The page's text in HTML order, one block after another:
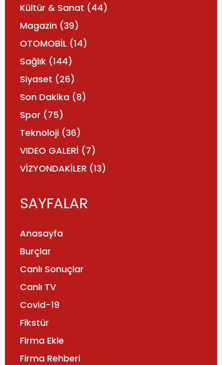
Kültür & Sanat (44)
Magazin (39)
OTOMOBİL (14)
Sağlık (144)
Siyaset (26)
Son Dakika (8)
Spor (75)
Teknoloji (36)
VIDEO GALERİ (7)
VİZYONDAKİLER (13)
SAYFALAR
Anasayfa
Burçlar
Canlı Sonuçlar
Canlı TV
Covid-19
Fikstür
Firma Ekle
Firma Rehberi